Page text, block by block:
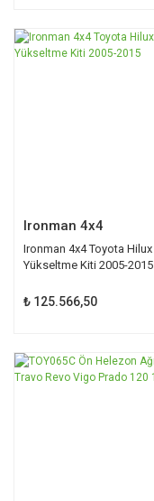
Ironman 4x4
Ironman 4x4 Toyota Hilux
Yükseltme Kiti 2005-2015
₺ 125.566,50